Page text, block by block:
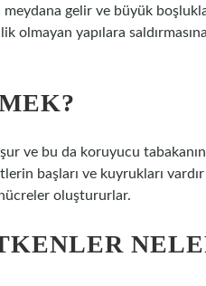
gelir ve büyük
olmayan yapılara
ve bu da koruyucu tabakanın
başları ve kuyrukları
oluştururlar.